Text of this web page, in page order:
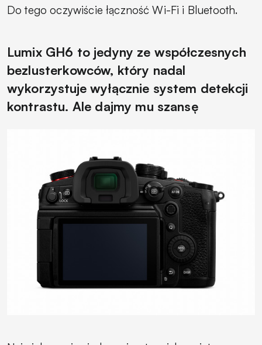
Do tego oczywiście łączność Wi-Fi i Bluetooth.
Lumix GH6 to jedyny ze współczesnych
bezlusterkowców, który nadal
wykorzystuje wyłącznie system detekcji
kontrastu. Ale dajmy mu szansę